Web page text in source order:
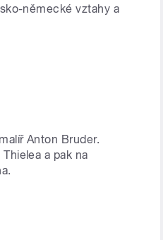
německé vztahy a
Anton Bruder.
a pak na